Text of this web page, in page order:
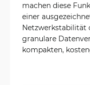
machen diese
einer
Netzwerkstabilität
granulare
kompakten,